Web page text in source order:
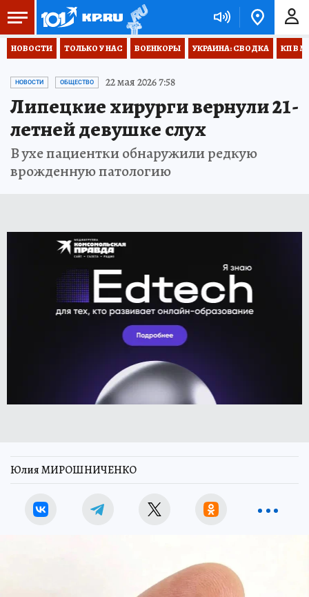
НОВОСТИ ТОЛЬКО У НАС ВОЕНКОРЫ УКРАИНА: СВОДКА КП В
НОВОСТИ ОБЩЕСТВО 22 мая 2026 7:58
Липецкие хирурги вернули 21-
летней девушке слух
В ухе пациентки обнаружили редкую
врожденную патологию
Юлия МИРОШНИЧЕНКО